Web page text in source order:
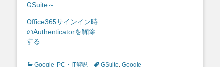
GSuite～
Office365サインイン時
のAuthenticatorを解除
する
Categories
Google, PC・IT解説 TagsGSuite, Google